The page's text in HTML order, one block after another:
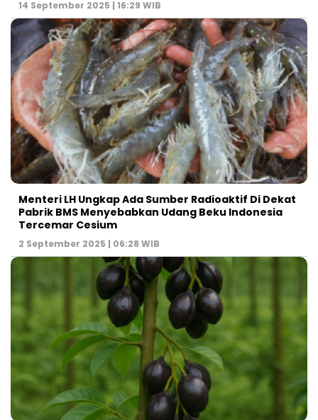
14 September 2025 | 16:29 WIB
Menteri LH Ungkap Ada Sumber Radioaktif Di Dekat
Pabrik BMS Menyebabkan Udang Beku Indonesia
Tercemar Cesium
2 September 2025 | 06:28 WIB